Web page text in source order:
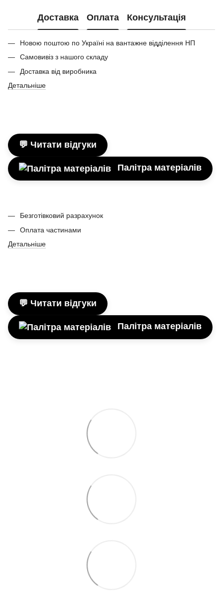
Доставка Оплата Консультація
Новою поштою по Україні на вантажне відділення НП
Самовивіз з нашого складу
Доставка від виробника
Детальніше
💬 Читати відгуки
Палітра матеріалів
Безготівковий разрахунок
Оплата частинами
Детальніше
💬 Читати відгуки
Палітра матеріалів